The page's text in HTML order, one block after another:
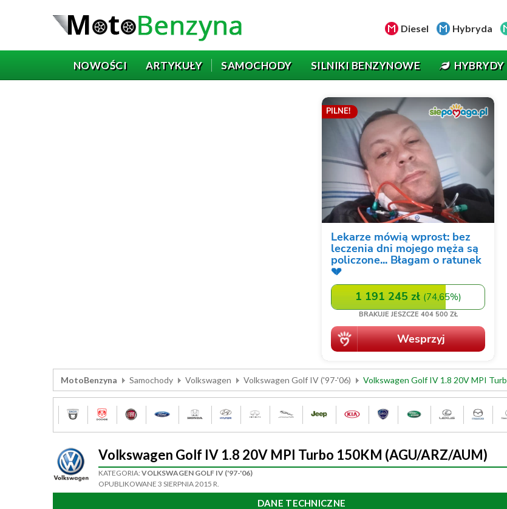
Diesel Hybryda
NOWOŚCI ARTYKUŁY SAMOCHODY SILNIKI BENZYNOWE HYBRYDY
MotoBenzyna Samochody Volkswagen Volkswagen Golf IV ('97-'06) Volkswagen Golf IV 1.8 20V MPI
Volkswagen Golf IV 1.8 20V MPI Turbo 150KM (AGU/ARZ/AUM)
KATEGORIA: VOLKSWAGEN GOLF IV ('97-'06)
OPUBLIKOWANE 3 SIERPNIA 2015 R.
DANE TECHNICZNE